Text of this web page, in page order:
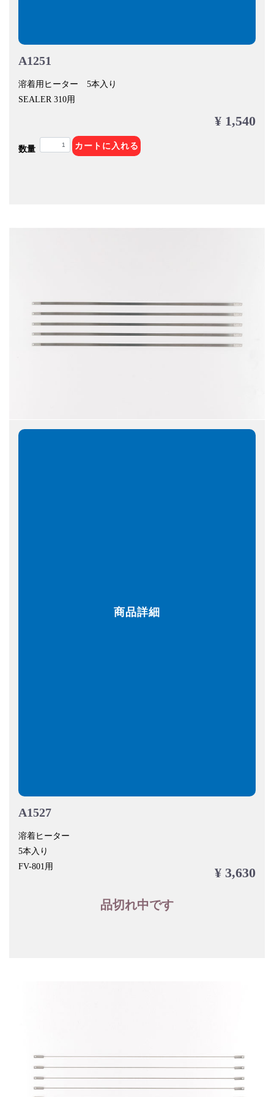
A1251
溶着用ヒーター 5本入り
SEALER 310用
¥ 1,540
数量 カートに入れる
商品詳細
A1527
溶着ヒーター
5本入り
FV-801用
¥ 3,630
品切れ中です